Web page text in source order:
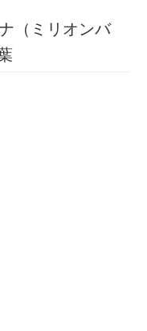
（ミリオンバ